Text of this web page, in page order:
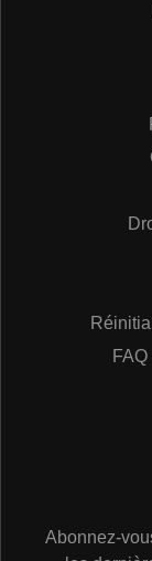
Abonnez-